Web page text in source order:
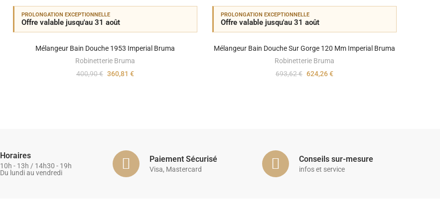
PROLONGATION EXCEPTIONNELLE
Offre valable jusqu'au 31 août
Mélangeur Bain Douche 1953 Imperial Bruma
Robinetterie Bruma
400,90 € 360,81 €
PROLONGATION EXCEPTIONNELLE
Offre valable jusqu'au 31 août
Mélangeur Bain Douche Sur Gorge 120 Mm Imperial Bruma
Robinetterie Bruma
693,62 € 624,26 €
Horaires
10h - 13h / 14h30 - 19h
Du lundi au vendredi
Paiement Sécurisé
Visa, Mastercard
Conseils sur-mesure
infos et service